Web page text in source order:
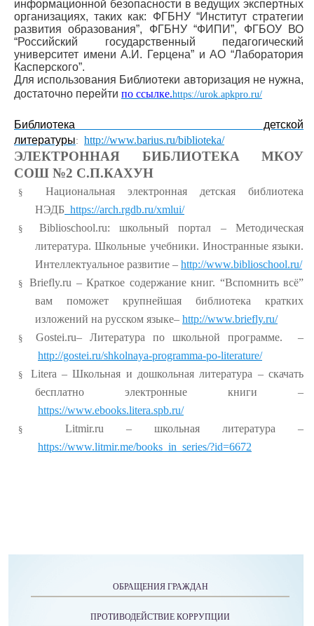
информационной безопасности в ведущих экспертных
организациях, таких как: ФГБНУ “Институт стратегии
развития образования”, ФГБНУ “ФИПИ”, ФГБОУ ВО
“Российский государственный педагогический
университет имени А.И. Герцена” и АО “Лаборатория
Касперского”.
Для использования Библиотеки авторизация не нужна,
достаточно перейти по ссылке.https://urok.apkpro.ru/
Библиотека детской
литературы: http://www.barius.ru/biblioteka/
ЭЛЕКТРОННАЯ БИБЛИОТЕКА МКОУ
СОШ №2 С.П.КАХУН
§
Национальная электронная детская библиотека
НЭДБ https://arch.rgdb.ru/xmlui/
§
Biblioschool.ru: школьный портал – Методическая
литература. Школьные учебники. Иностранные языки.
Интеллектуальное развитие – http://www.biblioschool.ru/
§
Briefly.ru – Краткое содержание книг. “Вспомнить всё”
вам поможет крупнейшая библиотека кратких
изложений на русском языке– http://www.briefly.ru/
§
Gostei.ru– Литература по школьной программе. –
http://gostei.ru/shkolnaya-programma-po-literature/
§
Litera – Школьная и дошкольная литература – скачать
бесплатно электронные книги –
https://www.ebooks.litera.spb.ru/
§
Litmir.ru – школьная литература –
https://www.litmir.me/books_in_series/?id=6672
ОБРАЩЕНИЯ ГРАЖДАН
ПРОТИВОДЕЙСТВИЕ КОРРУПЦИИ